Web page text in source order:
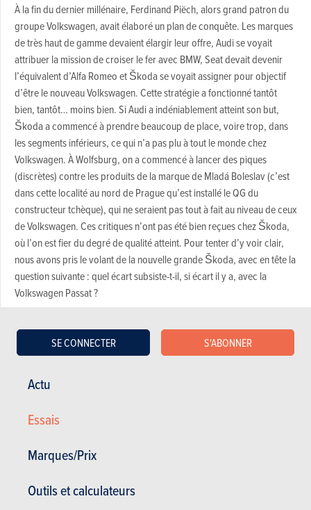
Actu
Essais
Marques/Prix
Outils et calculateurs
SE CONNECTER S'ABONNER
À la fin du dernier millénaire, Ferdinand Piëch, alors grand patron du
groupe Volkswagen, avait élaboré un plan de conquête. Les marques
de très haut de gamme devaient élargir leur offre, Audi se voyait
attribuer la mission de croiser le fer avec BMW, Seat devait devenir
l’équivalent d’Alfa Romeo et Škoda se voyait assigner pour objectif
d’être le nouveau Volkswagen. Cette stratégie a fonctionné tantôt
bien, tantôt… moins bien. Si Audi a indéniablement atteint son but,
Škoda a commencé à prendre beaucoup de place, voire trop, dans
les segments inférieurs, ce qui n’a pas plu à tout le monde chez
Volkswagen. À Wolfsburg, on a commencé à lancer des piques
(discrètes) contre les produits de la marque de Mladá Boleslav (c’est
dans cette localité au nord de Prague qu’est installé le QG du
constructeur tchèque), qui ne seraient pas tout à fait au niveau de ceux
de Volkswagen. Ces critiques n’ont pas été bien reçues chez Škoda,
où l’on est fier du degré de qualité atteint. Pour tenter d’y voir clair,
nous avons pris le volant de la nouvelle grande Škoda, avec en tête la
question suivante : quel écart subsiste-t-il, si écart il y a, avec la
Volkswagen Passat ?
Habitabilité hors pair
Agrément et confort de marche
Possibilités d’équipements modernes
Comportement sûr et plaisant
Prix plus vraiment «cassé»